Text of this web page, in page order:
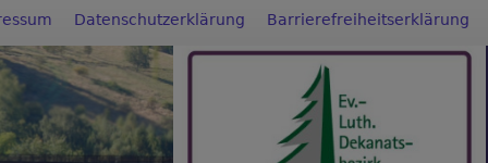
Datenschutzerklärung Barrierefreiheitserklärung